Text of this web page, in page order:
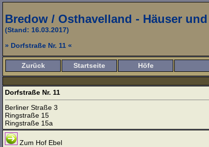
Bredow / Osthavelland - Häuser
(Stand: 16.03.2017)
» Dorfstraße Nr. 11 «
Zurück Startseite Höfe
Dorfstraße Nr. 11
Berliner Straße 3
Ringstraße 15
Ringstraße 15a
Zum Hof Ebel